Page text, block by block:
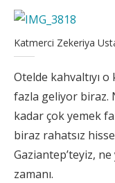
Katmerci Zekeriya
Otelde kahvaltıyı
fazla geliyor biraz.
kadar çok yemek
biraz rahatsız
Gaziantep’teyiz,
zamanı.